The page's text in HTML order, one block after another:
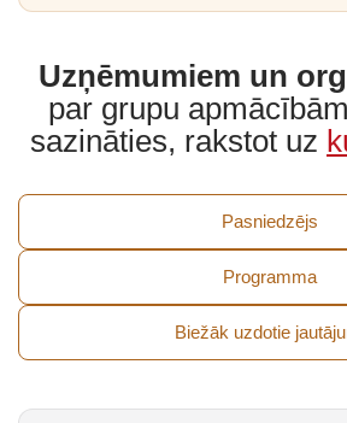
Uzņēmumiem un
par grupu
sazināties, rakstot uz
Pasniedzējs
Programma
Biežāk uzdotie